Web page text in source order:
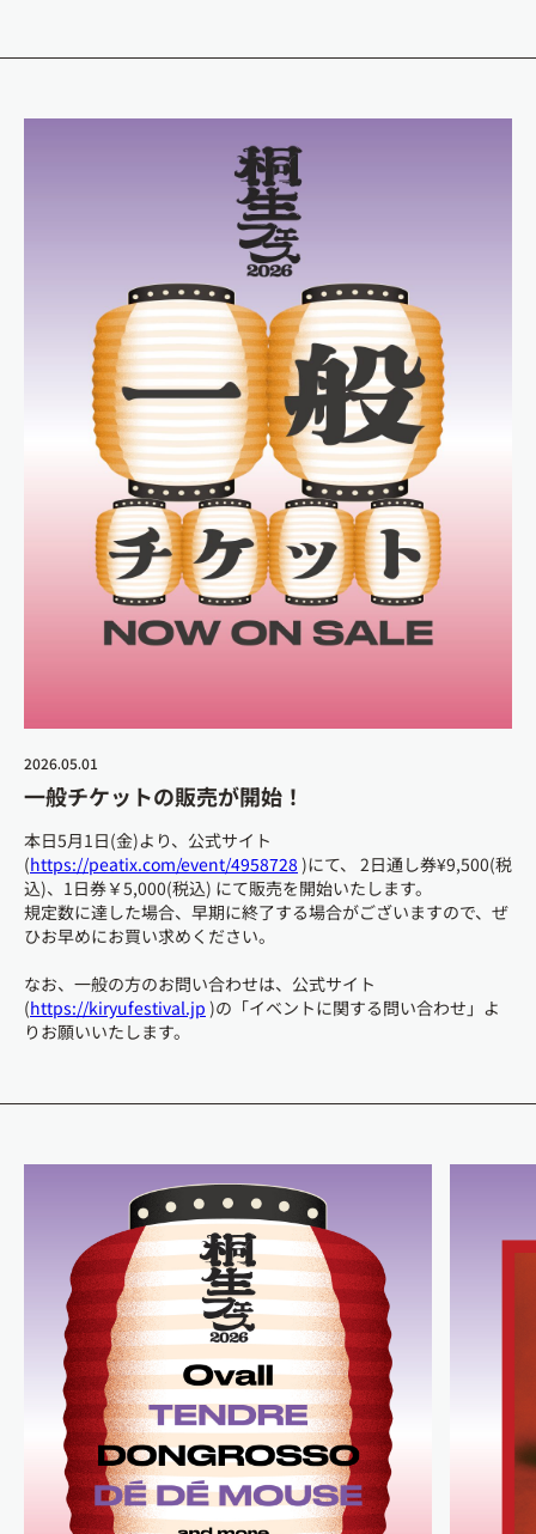
2026.05.01
一般チケットの販売が開始！
本⽇5⽉1⽇(⾦)より、公式サイト
(https://peatix.com/event/4958728 )にて、 2⽇通し券¥9,500(税
込)、1⽇券￥5,000(税込) にて販売を開始いたします。
規定数に達した場合、早期に終了する場合がございますので、ぜ
ひお早めにお買い求めください。
なお、⼀般の⽅のお問い合わせは、公式サイト
(https://kiryufestival.jp )の「イベントに関する問い合わせ」よ
りお願いいたします。